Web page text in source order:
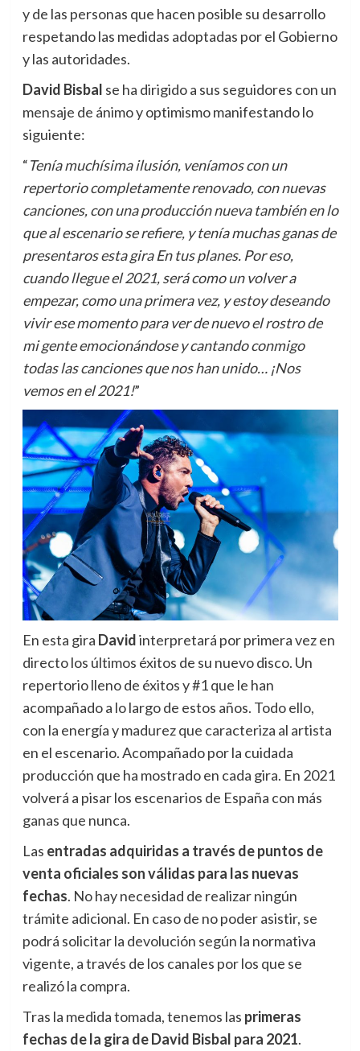
y de las personas que hacen posible su desarrollo
respetando las medidas adoptadas por el Gobierno
y las autoridades.
David Bisbal se ha dirigido a sus seguidores con un
mensaje de ánimo y optimismo manifestando lo
siguiente:
“Tenía muchísima ilusión, veníamos con un
repertorio completamente renovado, con nuevas
canciones, con una producción nueva también en lo
que al escenario se refiere, y tenía muchas ganas de
presentaros esta gira En tus planes. Por eso,
cuando llegue el 2021, será como un volver a
empezar, como una primera vez, y estoy deseando
vivir ese momento para ver de nuevo el rostro de
mi gente emocionándose y cantando conmigo
todas las canciones que nos han unido… ¡Nos
vemos en el 2021!”
En esta gira Davidinterpretará por primera vez en
directo los últimos éxitos de su nuevo disco. Un
repertorio lleno de éxitos y #1 que le han
acompañado a lo largo de estos años. Todo ello,
con la energía y madurez que caracteriza al artista
en el escenario. Acompañado por la cuidada
producción que ha mostrado en cada gira. En 2021
volverá a pisar los escenarios de España con más
ganas que nunca.
Las entradas adquiridas a través de puntos de
venta oficiales son válidas para las nuevas
fechas. No hay necesidad de realizar ningún
trámite adicional. En caso de no poder asistir, se
podrá solicitar la devolución según la normativa
vigente, a través de los canales por los que se
realizó la compra.
Tras la medida tomada, tenemos las primeras
fechas de la gira de David Bisbal para 2021.